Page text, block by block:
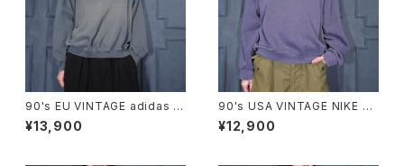
90's EU VINTAGE adidas L
OGO EMBROIDERY FADED
DESIGN SWEAT SHIRT MA
¥13,900
90's USA VINTAGE NIKE L
OGO EMBROIDERY FADED
DESIGN SWEAT SHIRT/90
¥12,900